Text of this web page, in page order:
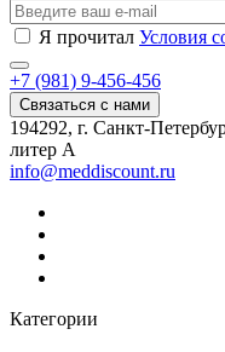
Я прочитал Условия
+7 (981) 9-456-456
Связаться с нами
194292, г. Санкт-
литер А
info@meddiscount.ru
Категории